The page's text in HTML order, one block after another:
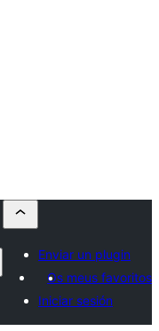
Enviar un plugin
Os meus favoritos
Iniciar sesión